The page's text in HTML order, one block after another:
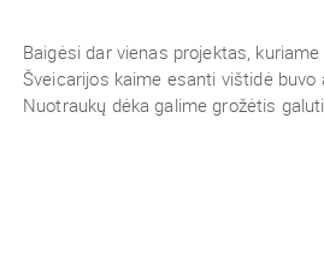
Baigėsi dar vienas projektas,
Šveicarijos kaime esanti vištidė
Nuotraukų dėka galime grožėtis